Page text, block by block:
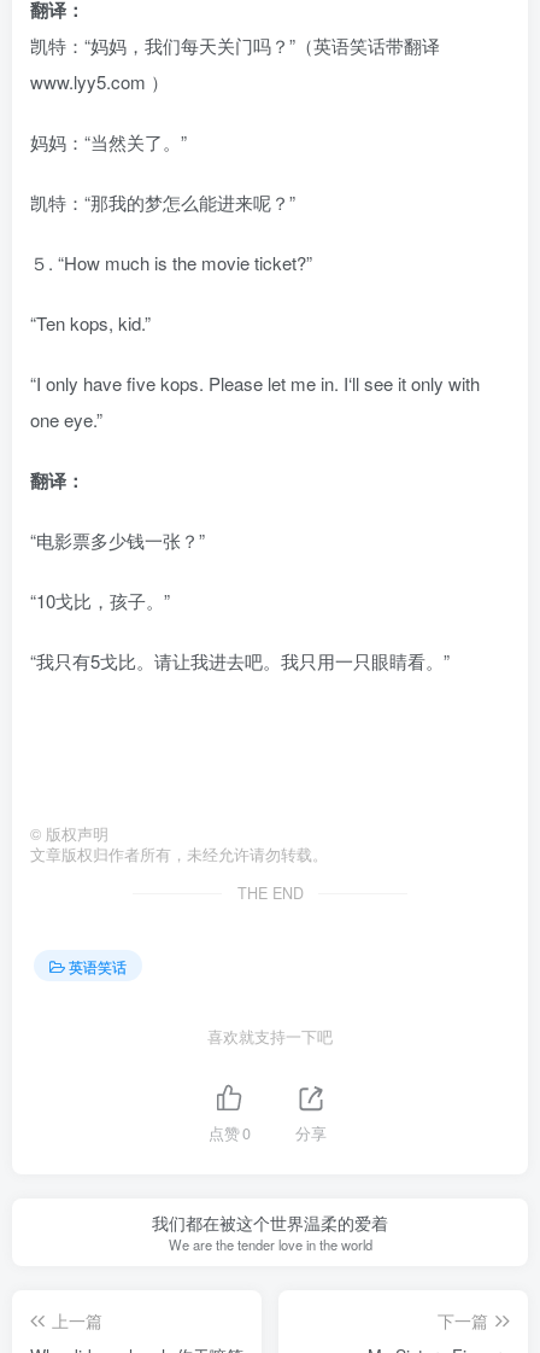
翻译：
凯特：“妈妈，我们每天关门吗？”（英语笑话带翻译
www.lyy5.com ）
妈妈：“当然关了。”
凯特：“那我的梦怎么能进来呢？”
５. “How much is the movie ticket?”
“Ten kops, kid.”
“I only have five kops. Please let me in. I‘ll see it only with
one eye.”
翻译：
“电影票多少钱一张？”
“10戈比，孩子。”
“我只有5戈比。请让我进去吧。我只用一只眼睛看。”
© 版权声明
文章版权归作者所有，未经允许请勿转载。
THE END
英语笑话
喜欢就支持一下吧
点赞0 分享
我们都在被这个世界温柔的爱着
We are the tender love in the world
上一篇
下一篇